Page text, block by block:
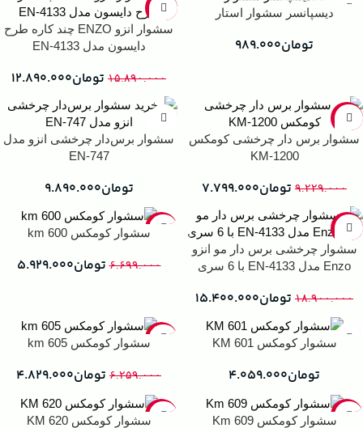
دیسپانسر سشوار استار
تومان۹۸۹.۰۰۰
-19%
سشوار انزو ENZO چند کاره طرح
دایسون مدل EN-4133
۱۵.۸۹۰.۰۰۰ تومان۱۲.۸۹۰.۰۰۰
-15%
سشوار برس دار چرخشی کومکس
KM-1200
۹.۲۲۹.۰۰۰ تومان۷.۷۹۹.۰۰۰
سشوار برس‌دار چرخشی انزو مدل
EN-747
تومان۹.۸۹۰.۰۰۰
-19%
سشوار چرخشی برس دار مو انزو
Enzo مدل EN-4133 با 6 سری
۱۸.۹۰۰.۰۰۰ تومان۱۵.۴۰۰.۰۰۰
-11% سشوار کومکس km 600
۶.۶۹۹.۰۰۰ تومان۵.۹۲۹.۰۰۰
سشوار کومکس KM 601
تومان۴.۰۵۹.۰۰۰
-23% سشوار کومکس km 605
۶.۲۵۹.۰۰۰ تومان۴.۸۲۹.۰۰۰
-17% سشوار کومکس Km 609 -17% سشوار کومکس KM 620